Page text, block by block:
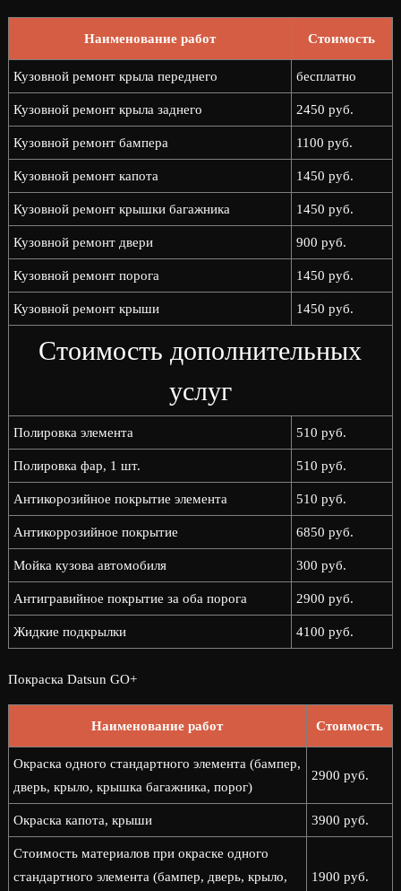
Наименование работ Стоимость
Кузовной ремонт крыла переднего бесплатно
Кузовной ремонт крыла заднего 2450 руб.
Кузовной ремонт бампера 1100 руб.
Кузовной ремонт капота 1450 руб.
Кузовной ремонт крышки багажника 1450 руб.
Кузовной ремонт двери 900 руб.
Кузовной ремонт порога 1450 руб.
Кузовной ремонт крыши 1450 руб.
Стоимость дополнительных
услуг
Полировка элемента 510 руб.
Полировка фар, 1 шт. 510 руб.
Антикорозийное покрытие элемента 510 руб.
Антикоррозийное покрытие 6850 руб.
Мойка кузова автомобиля 300 руб.
Антигравийное покрытие за оба порога 2900 руб.
Жидкие подкрылки 4100 руб.
Покраска Datsun GO+
Наименование работ Стоимость
Окраска одного стандартного элемента (бампер,
дверь, крыло, крышка багажника, порог)
2900 руб.
Окраска капота, крыши 3900 руб.
Стоимость материалов при окраске одного
стандартного элемента (бампер, дверь, крыло,
1900 руб.